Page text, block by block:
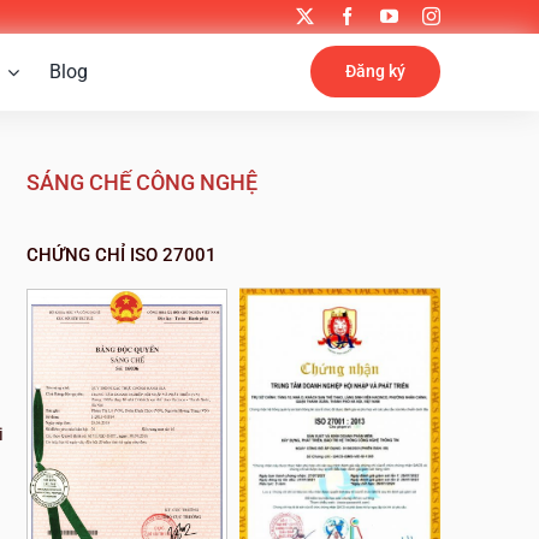
Blog Đăng ký
SÁNG CHẾ CÔNG NGHỆ
CHỨNG CHỈ ISO 27001